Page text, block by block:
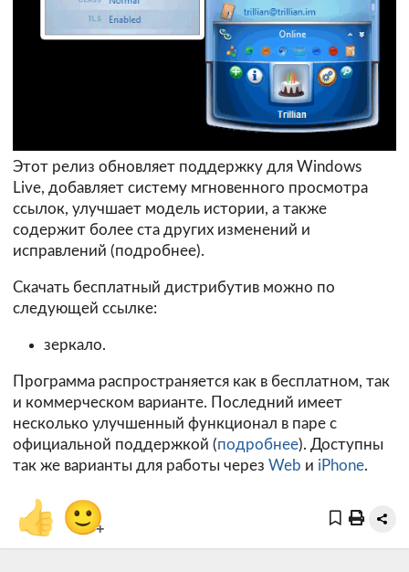
Этот релиз обновляет поддержку для Windows
Live, добавляет систему мгновенного просмотра
ссылок, улучшает модель истории, а также
содержит более ста других изменений и
исправлений (подробнее).
Скачать бесплатный дистрибутив можно по
следующей ссылке:
зеркало.
Программа распространяется как в бесплатном, так
и коммерческом варианте. Последний имеет
несколько улучшенный функционал в паре с
официальной поддержкой (подробнее). Доступны
так же варианты для работы через Web и iPhone.
👍 🙂+